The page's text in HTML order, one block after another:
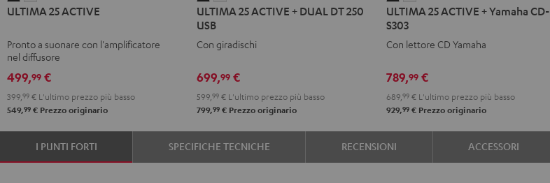
25
Night
Black
25
Pure
White
ULTIMA 25 ACTIVE
Pronto a suonare con l'amplificatore
nel diffusore
499,99 €
399, 99 € L'ultimo prezzo più basso
549,99 € Prezzo originario
25
ACTIVE
+
DT
250
USB
Night
Black
25
+
DT
250
USB
Pure
White
ULTIMA 25 ACTIVE + DUAL DT 250
USB
Con giradischi
699,99€
599, 99€L'ultimo prezzo più basso
799,99€Prezzo originario
25
ACTIVE
+
CD-
S303
Night
Black
25
+
CD-
S303
Pure
White
ULTIMA 25 ACTIVE + Yamaha CD-
S303
Con lettore CD Yamaha
789,99€
689, 99€L'ultimo prezzo più basso
929,99€Prezzo originario
I PUNTI FORTI SPECIFICHE TECNICHE RECENSIONI ACCESSORI